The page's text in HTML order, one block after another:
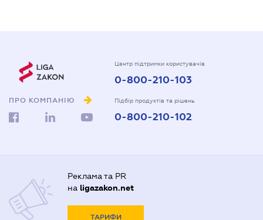
ПРО КОМПАНІЮ
Центр підтримки користувачів
0-800-210-103
Підбір продуктів та рішень
0-800-210-102
Реклама та PR
на ligazakon.net
ТАРИФИ